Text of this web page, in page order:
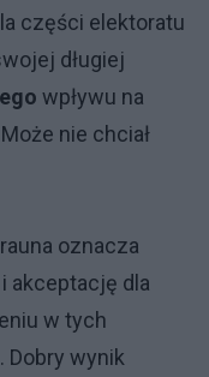
części elektoratu
długiej
wpływu na
nie chciał
oznacza
akceptację dla
w tych
Dobry wynik